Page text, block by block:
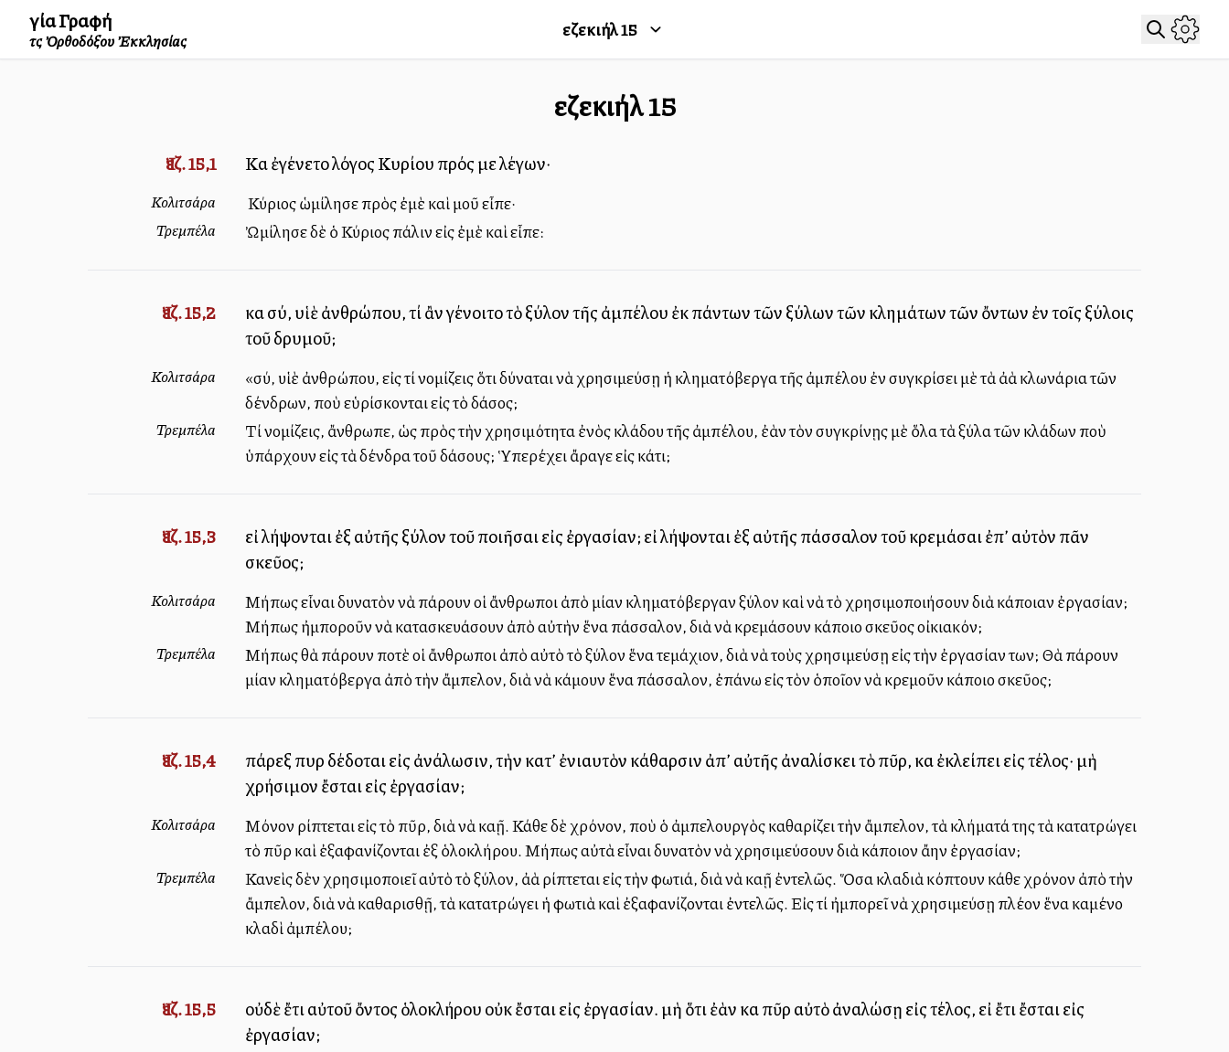
Ἁγία Γραφή
τῆς Ὀρθοδόξου Ἐκκλησίας Ἰεζεκιήλ15
Ἰεζεκιήλ15
Ἰεζ. 15,1 Καὶ ἐγένετο λόγος Κυρίου πρός με λέγων·
Κολιτσάρα Ὁ Κύριος ὡμίλησε πρὸς ἐμὲ καὶ μοῦ εἶπε·
Τρεμπέλα Ὠμίλησε δὲ ὁ Κύριος πάλιν εἰς ἐμὲ καὶ εἶπε:
Ἰεζ. 15,2
καὶ σύ, υἱὲ ἀνθρώπου, τί ἂν γένοιτο τὸ ξύλον τῆς ἀμπέλου ἐκ πάντων τῶν ξύλων τῶν κλημάτων τῶν ὄντων ἐν τοῖς ξύλοις
τοῦ δρυμοῦ;
Κολιτσάρα
«σύ, υἱὲ ἀνθρώπου, εἰς τί νομίζεις ὅτι δύναται νὰ χρησιμεύσῃ ἡ κληματόβεργα τῆς ἀμπέλου ἐν συγκρίσει μὲ τὰ ἀλλὰ κλωνάρια τῶν
δένδρων, ποὺ εὑρίσκονται εἰς τὸ δάσος;
Τρεμπέλα
Τί νομίζεις, ἄνθρωπε, ὡς πρὸς τὴν χρησιμότητα ἐνὸς κλάδου τῆς ἀμπέλου, ἐὰν τὸν συγκρίνῃς μὲ ὅλα τὰ ξύλα τῶν κλάδων ποὺ
ὑπάρχουν εἰς τὰ δένδρα τοῦ δάσους; Ὑπερέχει ἄραγε εἰς κάτι;
Ἰεζ. 15,3
εἰ λήψονται ἐξ αὐτῆς ξύλον τοῦ ποιῆσαι εἰς ἐργασίαν; εἰ λήψονται ἐξ αὐτῆς πάσσαλον τοῦ κρεμάσαι ἐπ’ αὐτὸν πᾶν
σκεῦος;
Κολιτσάρα
Μήπως εἶναι δυνατὸν νὰ πάρουν οἱ ἄνθρωποι ἀπὸ μίαν κληματόβεργαν ξύλον καὶ νὰ τὸ χρησιμοποιήσουν διὰ κάποιαν ἐργασίαν;
Μήπως ἠμποροῦν νὰ κατασκευάσουν ἀπὸ αὐτὴν ἕνα πάσσαλον, διὰ νὰ κρεμάσουν κάποιο σκεῦος οἰκιακόν;
Τρεμπέλα
Μήπως θὰ πάρουν ποτὲ οἱ ἄνθρωποι ἀπὸ αὐτὸ τὸ ξύλον ἕνα τεμάχιον, διὰ νὰ τοὺς χρησιμεύσῃ εἰς τὴν ἐργασίαν των; Θὰ πάρουν
μίαν κληματόβεργα ἀπὸ τὴν ἄμπελον, διὰ νὰ κάμουν ἕνα πάσσαλον, ἐπάνω εἰς τὸν ὁποῖον νὰ κρεμοῦν κάποιο σκεῦος;
Ἰεζ. 15,4
πάρεξ πυρὶ δέδοται εἰς ἀνάλωσιν, τὴν κατ’ ἐνιαυτὸν κάθαρσιν ἀπ’ αὐτῆς ἀναλίσκει τὸ πῦρ, καὶ ἐκλείπει εἰς τέλος· μὴ
χρήσιμον ἔσται εἰς ἐργασίαν;
Κολιτσάρα
Μόνον ρίπτεται εἰς τὸ πῦρ, διὰ νὰ καῇ. Κάθε δὲ χρόνον, ποὺ ὁ ἀμπελουργὸς καθαρίζει τὴν ἄμπελον, τὰ κλήματά της τὰ κατατρώγει
τὸ πῦρ καὶ ἐξαφανίζονται ἐξ ὁλοκλήρου. Μήπως αὐτὰ εἶναι δυνατὸν νὰ χρησιμεύσουν διὰ κάποιον ἄλλην ἐργασίαν;
Τρεμπέλα
Κανεὶς δὲν χρησιμοποιεῖ αὐτὸ τὸ ξύλον, ἀλλὰ ρίπτεται εἰς τὴν φωτιά, διὰ νὰ καῇ ἐντελῶς. Ὅσα κλαδιὰ κόπτουν κάθε χρόνον ἀπὸ τὴν
ἄμπελον, διὰ νὰ καθαρισθῇ, τὰ κατατρώγει ἡ φωτιὰ καὶ ἐξαφανίζονται ἐντελῶς. Εἰς τί ἠμπορεῖ νὰ χρησιμεύσῃ πλέον ἕνα καμένο
κλαδὶ ἀμπέλου;
Ἰεζ. 15,5
οὐδὲ ἔτι αὐτοῦ ὄντος ὁλοκλήρου οὐκ ἔσται εἰς ἐργασίαν. μὴ ὅτι ἐὰν καὶ πῦρ αὐτὸ ἀναλώσῃ εἰς τέλος, εἰ ἔτι ἔσται εἰς
ἐργασίαν;